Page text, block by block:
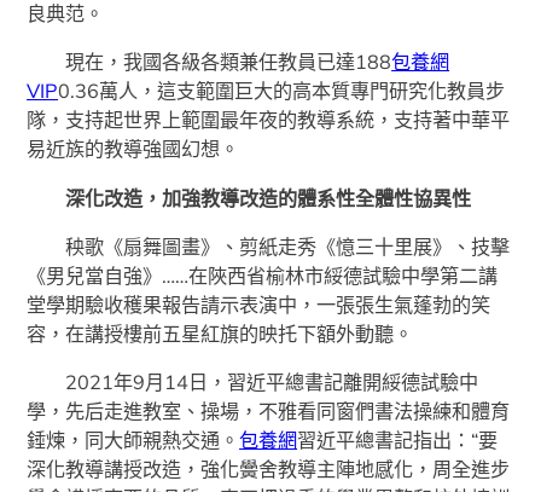
良典范。
現在，我國各級各類兼任教員已達188包養網
VIP0.36萬人，這支範圍巨大的高本質專門研究化教員步
隊，支持起世界上範圍最年夜的教導系統，支持著中華平
易近族的教導強國幻想。
深化改造，加強教導改造的體系性全體性協異性
秧歌《扇舞圖畫》、剪紙走秀《憶三十里展》、技擊
《男兒當自強》……在陜西省榆林市綏德試驗中學第二講
堂學期驗收穫果報告請示表演中，一張張生氣蓬勃的笑
容，在講授樓前五星紅旗的映托下額外動聽。
2021年9月14日，習近平總書記離開綏德試驗中
學，先后走進教室、操場，不雅看同窗們書法操練和體育
錘煉，同大師親熱交通。包養網習近平總書記指出：“要
深化教導講授改造，強化黌舍教導主陣地感化，周全進步